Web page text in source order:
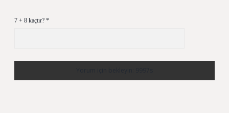
7 + 8 kaçtır? *